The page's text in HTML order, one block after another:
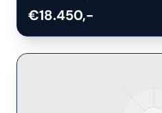
€18.450,-